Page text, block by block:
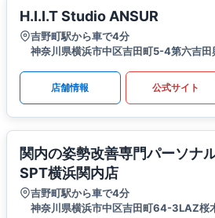
H.I.I.T Studio ANSUR
吉野町駅から車で4分
神奈川県横浜市中区吉田町5-4第六吉田
店舗情報 公式サイト
関内の姿勢改善専門パーソナ
SPT横浜関内店
吉野町駅から車で4分
神奈川県横浜市中区吉田町64-3LAZ桜